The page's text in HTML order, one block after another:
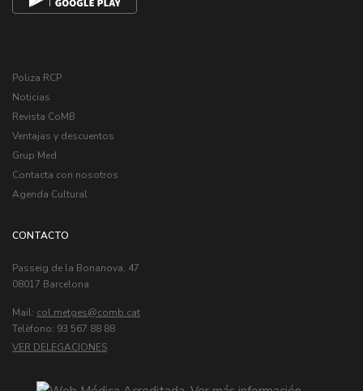
Poliza RCP
Noticias
Revista CoMB
Ventajas y descuentos
Grup Med
Contacta con nosotros
Agenda Cultural
CONTACTO
Passeig de la Bonanova, 47
08017 Barcelona
Mail: col.metges
Telèfono: 93 567 88 88
VER DELEGACIONES